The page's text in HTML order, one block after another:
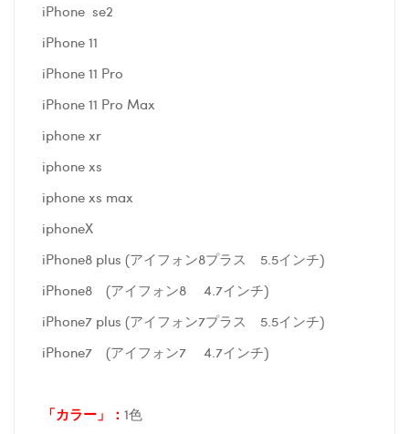
iPhone se2
iPhone 11
iPhone 11 Pro
iPhone 11 Pro Max
iphone xr
iphone xs
iphone xs max
iphoneX
iPhone8 plus (アイフォン8プラス 5.5インチ)
iPhone8 (アイフォン8 4.7インチ)
iPhone7 plus (アイフォン7プラス 5.5インチ)
iPhone7 (アイフォン7 4.7インチ)
「カラー」： 1色